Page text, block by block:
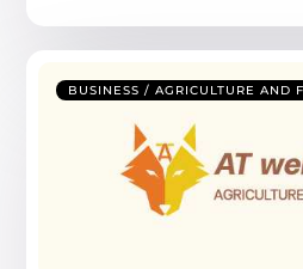
BUSINESS / AGRICULTURE AND